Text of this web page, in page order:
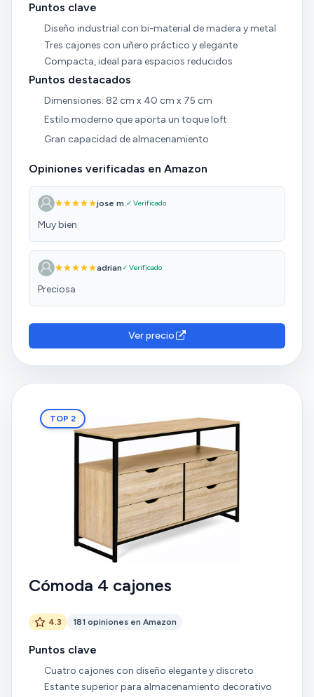
Puntos clave
Diseño industrial con bi-material de madera y metal
Tres cajones con uñero práctico y elegante
Compacta, ideal para espacios reducidos
Puntos destacados
Dimensiones: 82 cm x 40 cm x 75 cm
Estilo moderno que aporta un toque loft
Gran capacidad de almacenamiento
Opiniones verificadas en Amazon
jose m. ✓ Verificado
Muy bien
adrian✓ Verificado
Preciosa
Ver precio
TOP 2
Cómoda 4 cajones
4.3 181 opiniones en Amazon
Puntos clave
Cuatro cajones con diseño elegante y discreto
Estante superior para almacenamiento decorativo